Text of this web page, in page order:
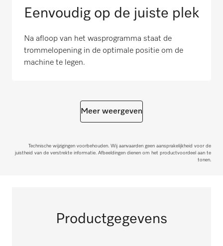
Eenvoudig op de juiste plek
Na afloop van het wasprogramma staat de
trommelopening in de optimale positie om de
machine te legen.
Meer weergeven
Technische wijzigingen voorbehouden. Wij aanvaarden geen aansprakelijkheid voor de
juistheid van de verstrekte informatie. Afbeeldingen dienen om het productvoordeel aan te
tonen.
Productgegevens